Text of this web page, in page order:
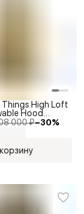
000 ₽−30%
Things High Loft
Hood